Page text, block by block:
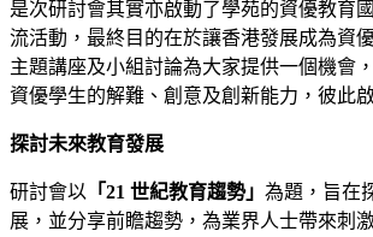
是次研討會其實亦啟動了學苑的資優教育
流活動，最終目的在於讓香港發展成為資
主題講座及小組討論為大家提供一個機會
資優學生的解難、創意及創新能力，彼此啟
探討未來教育發展
研討會以 「21 世紀教育趨勢」 為題，旨在
展，並分享前瞻趨勢，為業界人士帶來刺